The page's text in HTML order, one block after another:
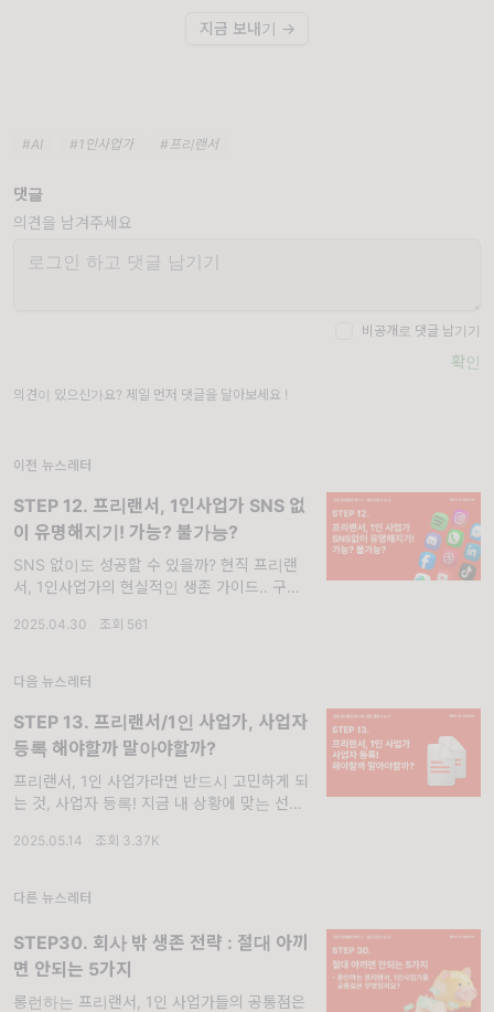
지금 보내기 →
#AI #1인사업가 #프리랜서
댓글
의견을 남겨주세요
비공개로 댓글 남기기
확인
의견이 있으신가요? 제일 먼저 댓글을 달아보세요 !
이전 뉴스레터
STEP 12. 프리랜서, 1인사업가 SNS 없
이 유명해지기! 가능? 불가능?
SNS 없이도 성공할 수 있을까? 현직 프리랜
서, 1인사업가의 현실적인 생존 가이드.. 구독
팁을 전하는 달콤쌉쌀입니다. 요즘은 프리랜서
수라는 사실은 많은 분들이 알고 계
2025.04.30 조회 561
다음 뉴스레터
STEP 13. 프리랜서/1인 사업가, 사업자
등록 해야할까 말아야할까?
프리랜서, 1인 사업가라면 반드시 고민하게 되
는 것, 사업자 등록! 지금 내 상황에 맞는 선택
요! . 구독자 안녕하세요. 프리랜서 분들과 1인
쯤 고민해 보셨을 거예요. “나도 이제 사업자
2025.05.14 조회 3.37K
다른 뉴스레터
STEP30. 회사 밖 생존 전략 : 절대 아끼
면 안되는 5가지
롱런하는 프리랜서, 1인 사업가들의 공통점은